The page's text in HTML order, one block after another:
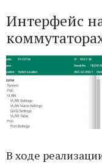
Интерфейс
В ходе